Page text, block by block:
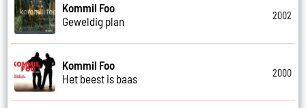
Kommil Foo
Geweldig plan
2002
Kommil Foo
Het beest is baas
2000